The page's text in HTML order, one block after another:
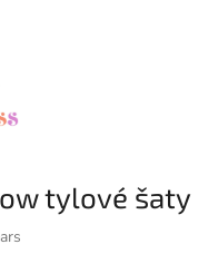
tylové šaty